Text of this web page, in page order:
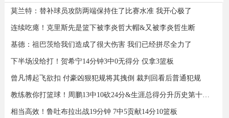
莫兰特：替补球员攻防两端保持住了比赛水准 我开心极了
连续吃瘪！克里斯先是篮下被李炎哲大帽&又被李炎哲生断
基德：祖巴茨给我们造成了很大伤害 我们已经拼尽全力了
下半场没给打！贺希宁14分钟3中0无得分 仅拿3篮板
曾凡博起飞欲扣 付豪凶狠犯规将其拽倒 裁判回看后普通犯规
教练教你打篮球！周鹏13中10砍24分&生涯总得分升历史第十三！
相当高效！鲁吐布拉出战19分钟 7中5贡献14分10篮板